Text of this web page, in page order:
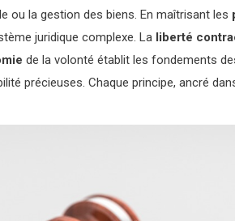
ou la gestion des biens. En maîtrisant les
juridique complexe. La liberté
de la volonté établit les fondements
précieuses. Chaque principe, ancré